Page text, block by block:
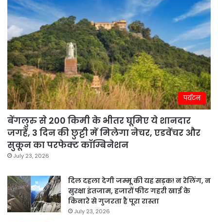
पर्यटन
बेंगलुरु से 200 किमी के भीतर घूमिए ये शानदार
जगहें, 3 दिन की छुट्टी में मिलेगा नेचर, एडवेंचर और
सुकून का परफेक्ट कॉम्बिनेशन
July 23, 2026
दिल दहला देगी जम्मू की यह सड़क! न रेलिंग, न
सुरक्षा इंतजाम, हजारों फीट गहरी खाई के
किनारे से गुजरता है पूरा रास्ता
July 23, 2026